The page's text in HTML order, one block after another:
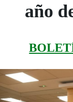
año